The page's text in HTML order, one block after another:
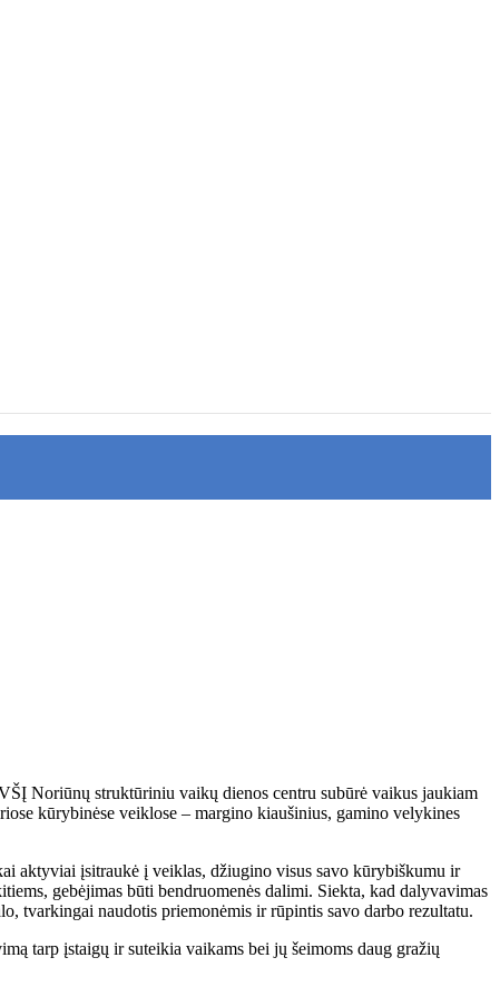
Noriūnų struktūriniu vaikų dienos centru subūrė vaikus jaukiam
kūrybinėse veiklose – margino kiaušinius, gamino velykines
aktyviai įsitraukė į veiklas, džiugino visus savo kūrybiškumu ir
gebėjimas būti bendruomenės dalimi. Siekta, kad dalyvavimas
tvarkingai naudotis priemonėmis ir rūpintis savo darbo rezultatu.
tarp įstaigų ir suteikia vaikams bei jų šeimoms daug gražių